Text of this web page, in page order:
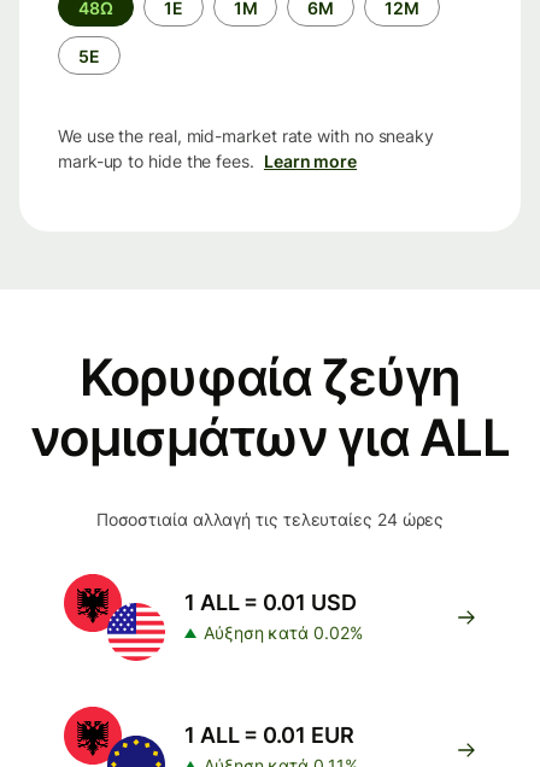
period
48Ω 1Ε 1M 6M 12M
5Ε
We use the real, mid-market rate with no sneaky
mark-up to hide the fees. Learn more
Κορυφαία ζεύγη
νομισμάτων για ALL
Ποσοστιαία αλλαγή τις τελευταίες 24 ώρες
1 ALL = 0.01 USD
Αύξηση κατά 0.02%
1 ALL = 0.01 EUR